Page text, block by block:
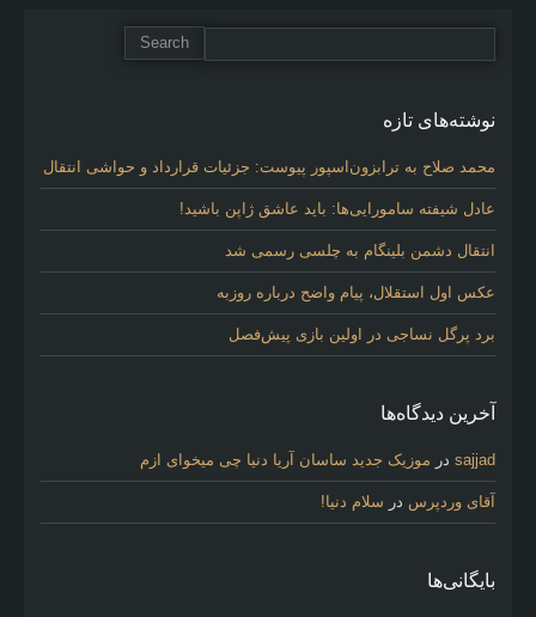
نوشته‌های تازه
محمد صلاح به ترابزون‌اسپور پیوست: جزئیات قرارداد و حواشی انتقال
عادل شیفته سامورایی‌ها: باید عاشق ژاپن باشید!
انتقال دشمن بلینگام به چلسی رسمی شد
عکس اول استقلال، پیام واضح درباره روزبه
برد پرگل نساجی در اولین بازی پیش‌فصل
آخرین دیدگاه‌ها
sajjad در موزیک جدید ساسان آریا دنیا چی میخوای ازم
آقای وردپرس در سلام دنیا!
بایگانی‌ها